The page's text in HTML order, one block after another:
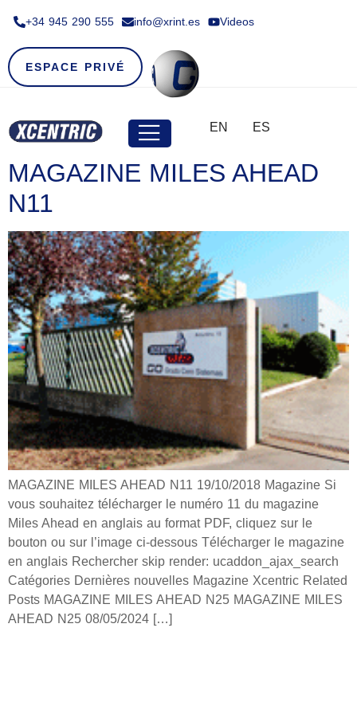
+34 945 290 555​ info@xrint.es Videos
ESPACE PRIVÉ
EN ES
MAGAZINE MILES AHEAD
N11
MAGAZINE MILES AHEAD N11 19/10/2018 Magazine Si
vous souhaitez télécharger le numéro 11 du magazine
Miles Ahead en anglais au format PDF, cliquez sur le
bouton ou sur l’image ci-dessous Télécharger le magazine
en anglais Rechercher skip render: ucaddon_ajax_search
Catégories Dernières nouvelles Magazine Xcentric Related
Posts MAGAZINE MILES AHEAD N25 MAGAZINE MILES
AHEAD N25 08/05/2024 […]